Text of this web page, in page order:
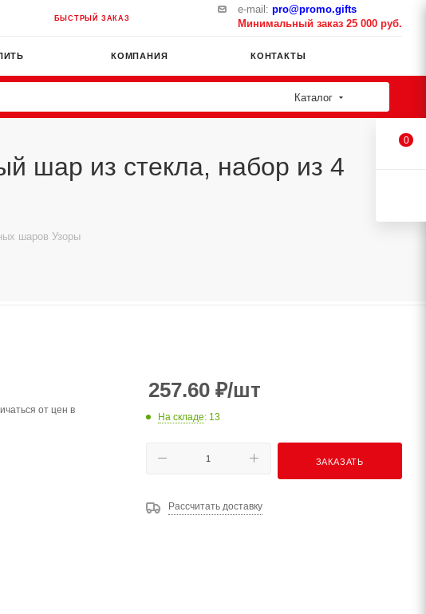
БЫСТРЫЙ ЗАКАЗ
e-mail: pro@promo.gifts
Минимальный заказ 25 000 руб.
КОМПАНИЯ КОНТАКТЫ
Каталог
шар из стекла, набор из 4
шаров Узоры
от цен в
257.60 ₽/шт
На складе: 13
ЗАКАЗАТЬ
Рассчитать доставку
0